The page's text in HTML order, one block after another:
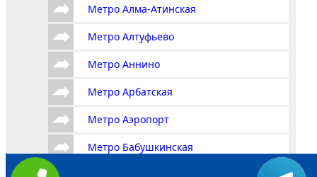
Метро Алма-Атинская
Метро Алтуфьево
Метро Аннино
Метро Арбатская
Метро Аэропорт
Метро Бабушкинская